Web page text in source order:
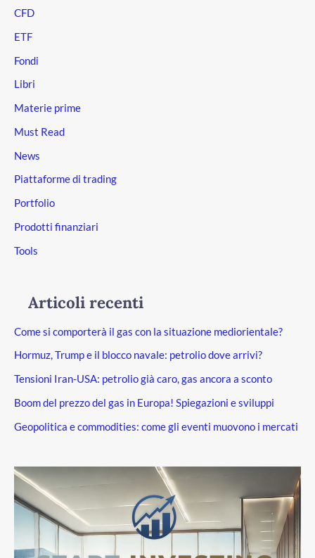
CFD
ETF
Fondi
Libri
Materie prime
Must Read
News
Piattaforme di trading
Portfolio
Prodotti finanziari
Tools
Articoli recenti
Come si comporterà il gas con la situazione mediorientale?
Hormuz, Trump e il blocco navale: petrolio dove arrivi?
Tensioni Iran-USA: petrolio già caro, gas ancora a sconto
Boom del prezzo del gas in Europa! Spiegazioni e sviluppi
Geopolitica e commodities: come gli eventi muovono i mercati